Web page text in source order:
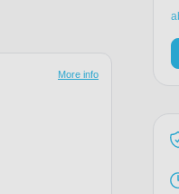
More info